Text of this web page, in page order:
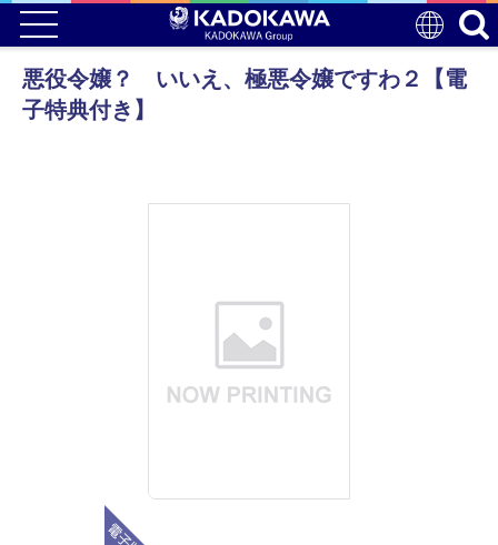
悪役令嬢？ いいえ、極悪令嬢ですわ２【電
子特典付き】